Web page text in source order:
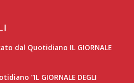
dal Quotidiano IL GIORNALE
“IL GIORNALE DEGLI